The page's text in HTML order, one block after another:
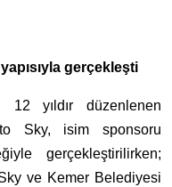
gerçekleşti
12 yıldır düzenlenen
Sky, isim sponsoru
gerçekleştirilirken;
ve Kemer Belediyesi